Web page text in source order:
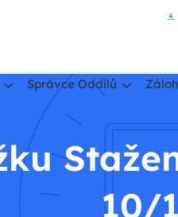
Správce Oddílů
10/